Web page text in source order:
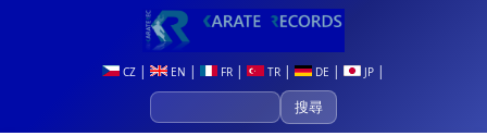
CZ | EN | FR | TR | DE | JP |